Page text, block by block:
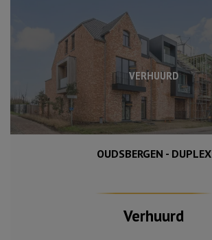
VERHUURD
138 m² 3
OUDSBERGEN - DUPLEX
Verhuurd